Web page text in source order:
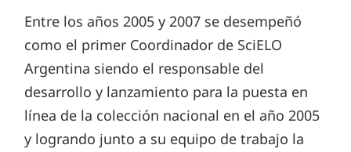
Entre los años 2005 y 2007 se desempeñó
como el primer Coordinador de SciELO
Argentina siendo el responsable del
desarrollo y lanzamiento para la puesta en
línea de la colección nacional en el año 2005
y logrando junto a su equipo de trabajo la